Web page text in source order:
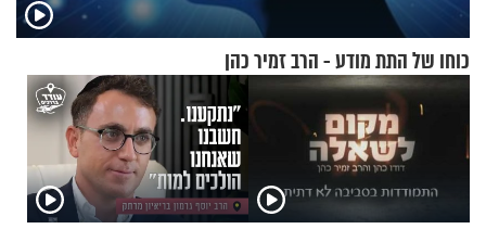
כוחו של התת מודע - הרב זמיר כהן